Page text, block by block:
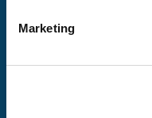
Marketing
Vieni a